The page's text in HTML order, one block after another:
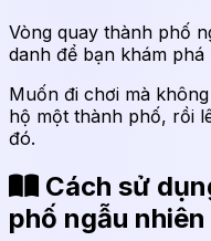
Vòng quay thành phố
danh để bạn khám phá
Muốn đi chơi mà
hộ một thành phố, rồi
đó.
Cách sử
phố ngẫu nhiên